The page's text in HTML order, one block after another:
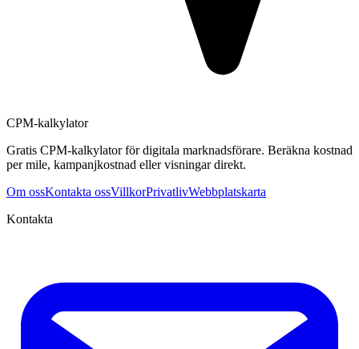
CPM-kalkylator
Gratis CPM-kalkylator för digitala marknadsförare. Beräkna kostnad
per mile, kampanjkostnad eller visningar direkt.
Om ossKontakta ossVillkorPrivatlivWebbplatskarta
Kontakta